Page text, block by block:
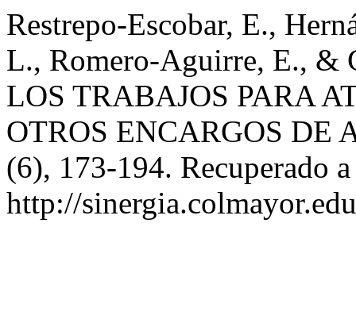
Restrepo-Escobar, E.,
L., Romero-Aguirre, E., &
LOS TRABAJOS PARA
OTROS ENCARGOS DE
(6), 173-194. Recuperado
http://